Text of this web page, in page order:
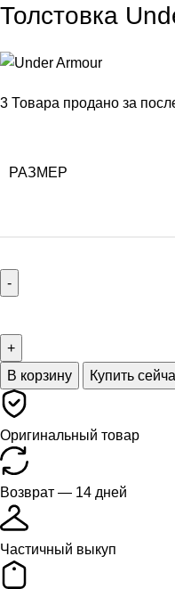
Толстовка
3 Товара продано за
РАЗМЕР
В корзину Купить
Оригинальный товар
Возврат — 14 дней
Частичный выкуп